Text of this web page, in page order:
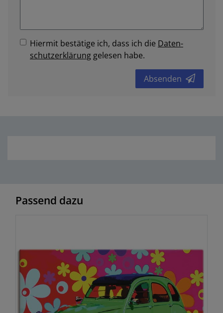
Hiermit bestätige ich, dass ich die Daten­
schutz­erklärung gelesen habe.
Absenden
Passend dazu